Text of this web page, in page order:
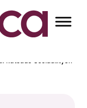
katsaus Sosiaalityön